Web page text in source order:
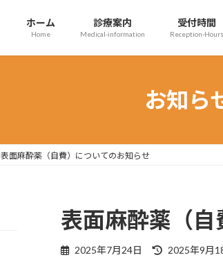
ホーム
Home
診療案内
Medical-information
受付時間
Reception-Hours
お知ら
表面麻酔薬（自費）についてのお知らせ
表面麻酔薬（
2025年7月24日
最
2025年9月